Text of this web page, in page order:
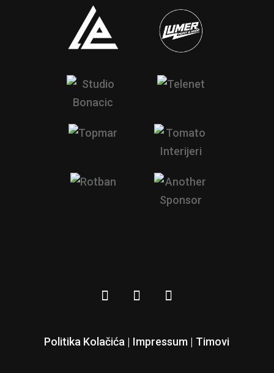
Politika Kolačića | Impressum | Timovi